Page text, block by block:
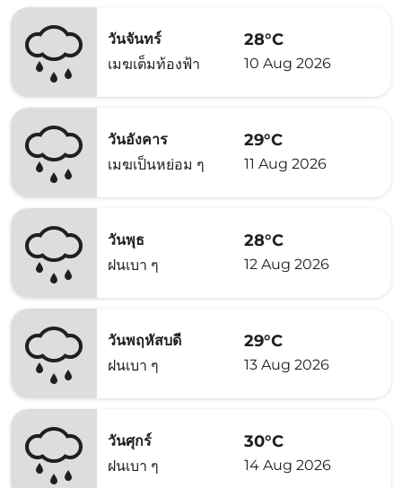
วันจันทร์
เมฆเต็มท้องฟ้า
28°C
10 Aug 2026
วันอังคาร
เมฆเป็นหย่อม ๆ
29°C
11 Aug 2026
วันพุธ
ฝนเบา ๆ
28°C
12 Aug 2026
วันพฤหัสบดี
ฝนเบา ๆ
29°C
13 Aug 2026
วันศุกร์
ฝนเบา ๆ
30°C
14 Aug 2026